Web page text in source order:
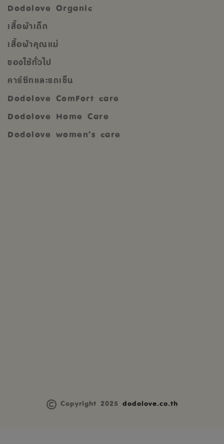
Dodolove Organic
เสื้อผ้าเด็ก
เสื้อผ้าคุณแม่
ของใช้ทั่วไป
คาร์ซีทและรถเข็น
Dodolove ComFort care
Dodolove Home Care
Dodolove women’s care
Copyright 2025 dodolove.co.th